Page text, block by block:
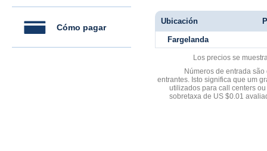
Cómo pagar
Ubicación
Fargelanda
Los precios se
Números de entrada
entrantes. Isto significa que um
utilizados para call centers
sobretaxa de US $0.01